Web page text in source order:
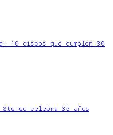
10 discos que cumplen 30
Stereo celebra 35 años